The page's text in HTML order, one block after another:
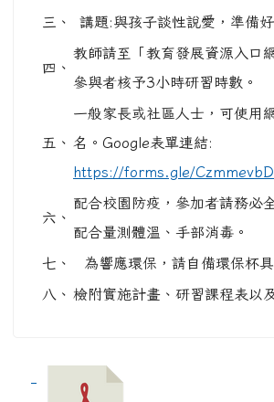
三、 講題:與孩子談性說愛，準備
四、
教師請至「教育發展資源入口
參與者核予3小時研習時數。
五、
一般家長或社區人士，可使用
名。Google表單連結:
https://forms.gle/
六、
配合校園防疫，參加者請務必
配合量測體溫、手部消毒。
七、 為響應環保，請自備環保杯具
八、 檢附實施計畫、研習課程表以